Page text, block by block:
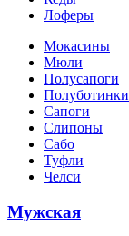
Лоферы
Мокасины
Мюли
Полусапоги
Полуботинки
Сапоги
Слипоны
Сабо
Туфли
Челси
Мужская